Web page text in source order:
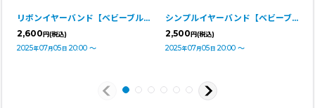
リボンイヤーバンド【ベビーブルー・Ｍサイズ】
2,600円(税込)
2025年07月05 日 20:00 ～
シンプルイヤーバンド【ベビーブルー・Ｍサイズ】
2,500円(税込)
2025年07月05 日 20:00 ～